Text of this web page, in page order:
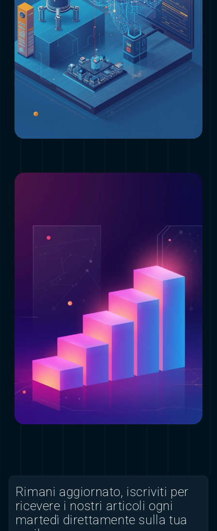
Clienti
Magazine
Contatti
Rimani aggiornato, iscriviti per
ricevere i nostri articoli ogni
martedì direttamente sulla tua